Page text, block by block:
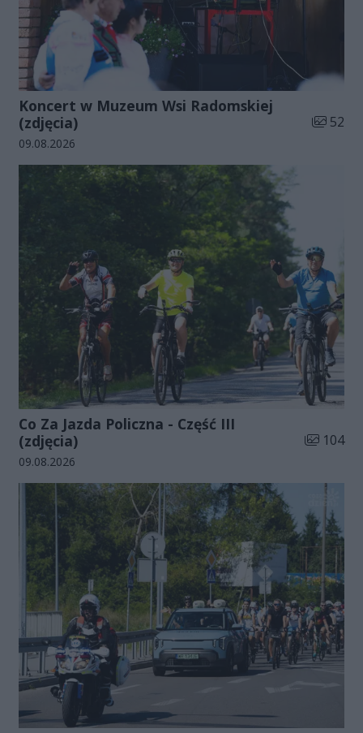
Koncert w Muzeum Wsi Radomskiej
(zdjęcia)
Liczba
52
Data dodania galerii:
09.08.2026
Co Za Jazda Policzna - Część III
(zdjęcia)
Liczba
104
Data dodania galerii:
09.08.2026